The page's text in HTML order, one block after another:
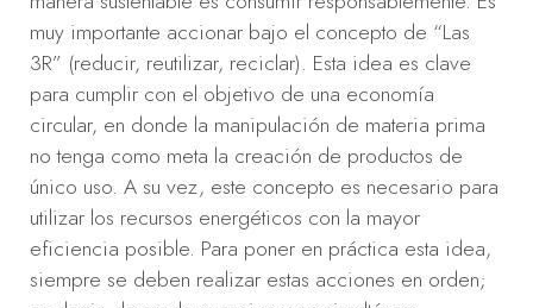
muy importante accionar bajo el concepto de “Las
3R” (reducir, reutilizar, reciclar). Esta idea es clave
para cumplir con el objetivo de una economía
circular, en donde la manipulación de materia prima
no tenga como meta la creación de productos de
único uso. A su vez, este concepto es necesario para
utilizar los recursos energéticos con la mayor
eficiencia posible. Para poner en práctica esta idea,
siempre se deben realizar estas acciones en orden;